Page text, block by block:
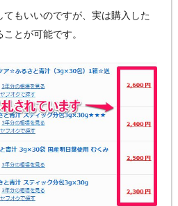
てもいいのですが、実は購入した
とが可能です。